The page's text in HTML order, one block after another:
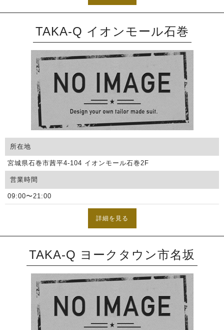
TAKA-Q イオンモール石巻
所在地
宮城県石巻市茜平4-104 イオンモール石巻2F
営業時間
09:00〜21:00
詳細を見る
TAKA-Q ヨークタウン市名坂